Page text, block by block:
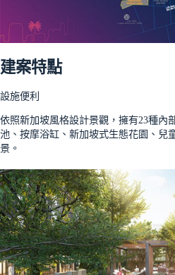
建案特點
設施便利
依照新加坡風格設計景觀，擁有23種內
池、按摩浴缸、新加坡式生態花園、兒
景。